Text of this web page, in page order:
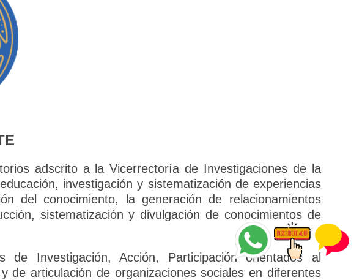
adscrito a la Vicerrectoría de Investigaciones de la
investigación y sistematización de experiencias
del conocimiento, la generación de relacionamientos
sistematización y divulgación de conocimientos de
Investigación, Acción, Participación orientados al
de articulación de organizaciones sociales en diferentes